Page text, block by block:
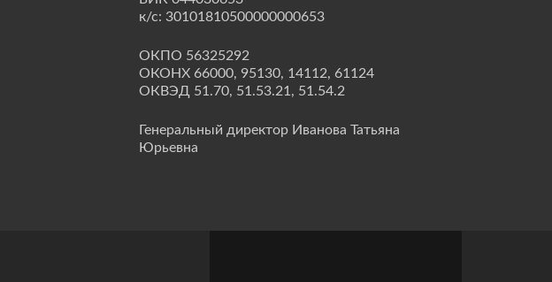
к/с: 30101810500000000653
ОКПО 56325292
ОКОНХ 66000, 95130, 14112, 61124
ОКВЭД 51.70, 51.53.21, 51.54.2
Генеральный директор Иванова Татьяна
Юрьевна